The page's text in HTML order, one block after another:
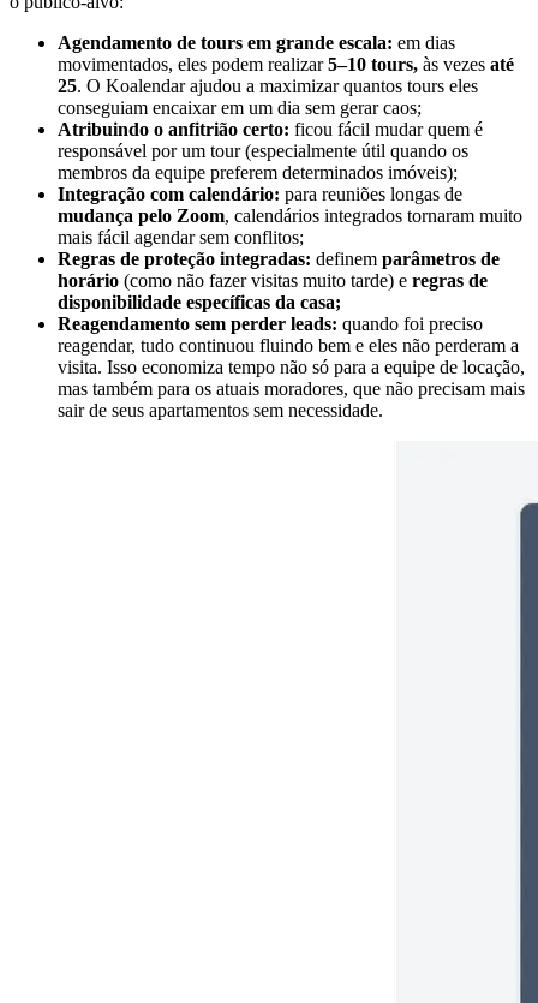
Agendamento de tours em grande escala: em dias
movimentados, eles podem realizar5–10 tours, às vezes até
25. O Koalendar ajudou a maximizar quantos tours eles
conseguiam encaixar em um dia sem gerar caos;
Atribuindo o anfitrião certo: ficou fácil mudar quem é
responsável por um tour (especialmente útil quando os
membros da equipe preferem determinados imóveis);
Integração com calendário: para reuniões longas de
mudança pelo Zoom, calendários integrados tornaram muito
mais fácil agendar sem conflitos;
Regras de proteção integradas: definem parâmetros de
horário (como não fazer visitas muito tarde) e regras de
disponibilidade específicas da casa;
Reagendamento sem perder leads: quando foi preciso
reagendar, tudo continuou fluindo bem e eles não perderam a
visita. Isso economiza tempo não só para a equipe de locação,
mas também para os atuais moradores, que não precisam mais
sair de seus apartamentos sem necessidade.